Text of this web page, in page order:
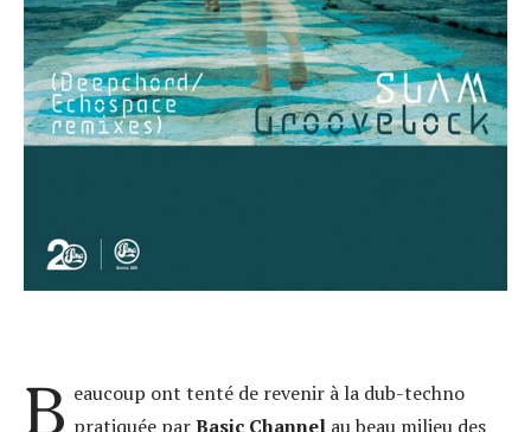
B eaucoup ont tenté de revenir à la dub-techno
pratiquée parBasic Channelau beau milieu des